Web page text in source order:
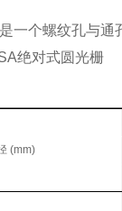
一个螺纹孔与通
(mm)